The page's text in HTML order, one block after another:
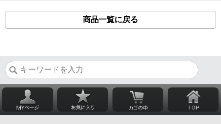
商品一覧に戻る